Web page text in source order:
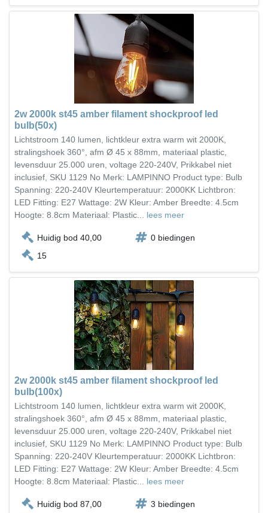
2w 2000k st45 amber filament shockproof led
bulb(50x)
Lichtstroom 140 lumen, lichtkleur extra warm wit 2000K,
stralingshoek 360°, afm Ø 45 x 88mm, materiaal plastic,
levensduur 25.000 uren, voltage 220-240V, Prikkabel niet
inclusief, SKU 1129 No Merk: LAMPINNO Product type: Bulb
Spanning: 220-240V Kleurtemperatuur: 2000KK Lichtbron:
LED Fitting: E27 Wattage: 2W Kleur: Amber Breedte: 4.5cm
Hoogte: 8.8cm Materiaal: Plastic... lees meer
Huidig bod 40,00
0 biedingen
15
2w 2000k st45 amber filament shockproof led
bulb(100x)
Lichtstroom 140 lumen, lichtkleur extra warm wit 2000K,
stralingshoek 360°, afm Ø 45 x 88mm, materiaal plastic,
levensduur 25.000 uren, voltage 220-240V, Prikkabel niet
inclusief, SKU 1129 No Merk: LAMPINNO Product type: Bulb
Spanning: 220-240V Kleurtemperatuur: 2000KK Lichtbron:
LED Fitting: E27 Wattage: 2W Kleur: Amber Breedte: 4.5cm
Hoogte: 8.8cm Materiaal: Plastic... lees meer
Huidig bod 87,00
3 biedingen